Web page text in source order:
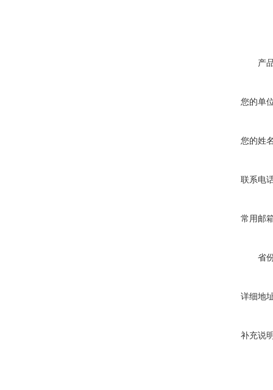
产
您的单
您的姓
联系电
常用邮
省
详细地
补充说